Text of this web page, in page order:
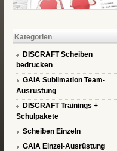
Kategorien
DISCRAFT Scheiben
bedrucken
GAIA Sublimation Team-
Ausrüstung
DISCRAFT Trainings +
Schulpakete
Scheiben Einzeln
GAIA Einzel-Ausrüstung